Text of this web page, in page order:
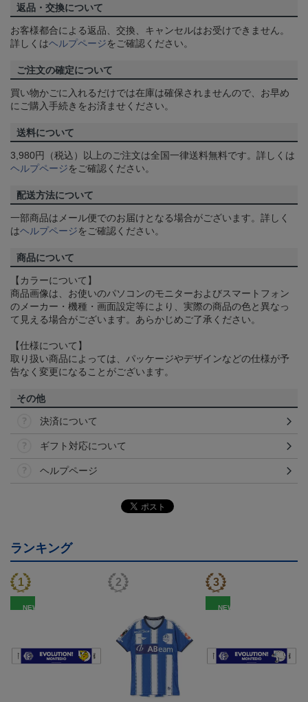
返品・交換について
お客様都合による返品、交換、キャンセルはお受けできません。
詳しくはヘルプページをご確認ください。
ご注文の確定について
買い物かごに入れるだけでは在庫は確保されませんので、お早め
にご購入手続きをお済ませください。
送料について
3,980円（税込）以上のご注文は全国一律送料無料です。詳しくは
ヘルプページをご確認ください。
配送方法について
一部商品はメール便でのお届けとなる場合がございます。詳しく
はヘルプページをご確認ください。
商品について
【カラーについて】
商品画像は、お使いのパソコンのモニターおよびスマートフォン
のメーカー・機種・画面設定等により、実際の商品の色と異なっ
て見える場合がございます。あらかじめご了承ください。
【仕様について】
取り扱い商品によっては、パッケージやデザインなどの仕様が予
告なく変更になることがございます。
その他
決済について
ギフト対応について
ヘルプページ
ランキング
NEW NEW